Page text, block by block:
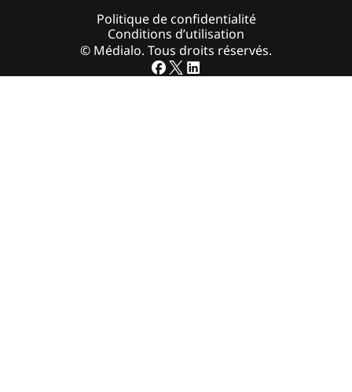
© Médialo. Tous droits réservés.
Politique de confidentialité
Conditions d’utilisation